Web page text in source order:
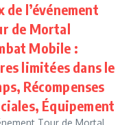
de l’événement
de Mortal
Mobile :
limitées dans le
Récompenses
Équipement
Tour de Mortal